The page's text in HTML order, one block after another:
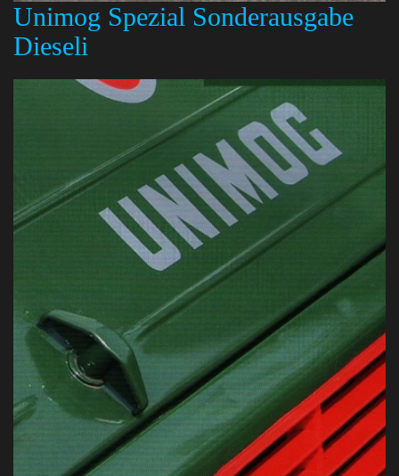
Unimog Spezial Sonderausgabe
Dieseli